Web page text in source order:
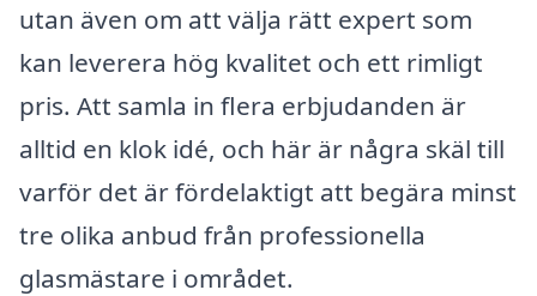
utan även om att välja rätt expert som
kan leverera hög kvalitet och ett rimligt
pris. Att samla in flera erbjudanden är
alltid en klok idé, och här är några skäl till
varför det är fördelaktigt att begära minst
tre olika anbud från professionella
glasmästare i området.